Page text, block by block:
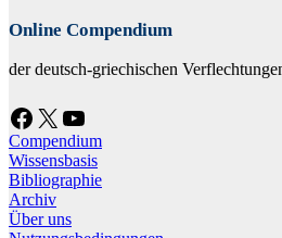
Online Compendium
der deutsch-griechischen
Facebook X YouTube
Compendium
Wissensbasis
Bibliographie
Archiv
Über uns